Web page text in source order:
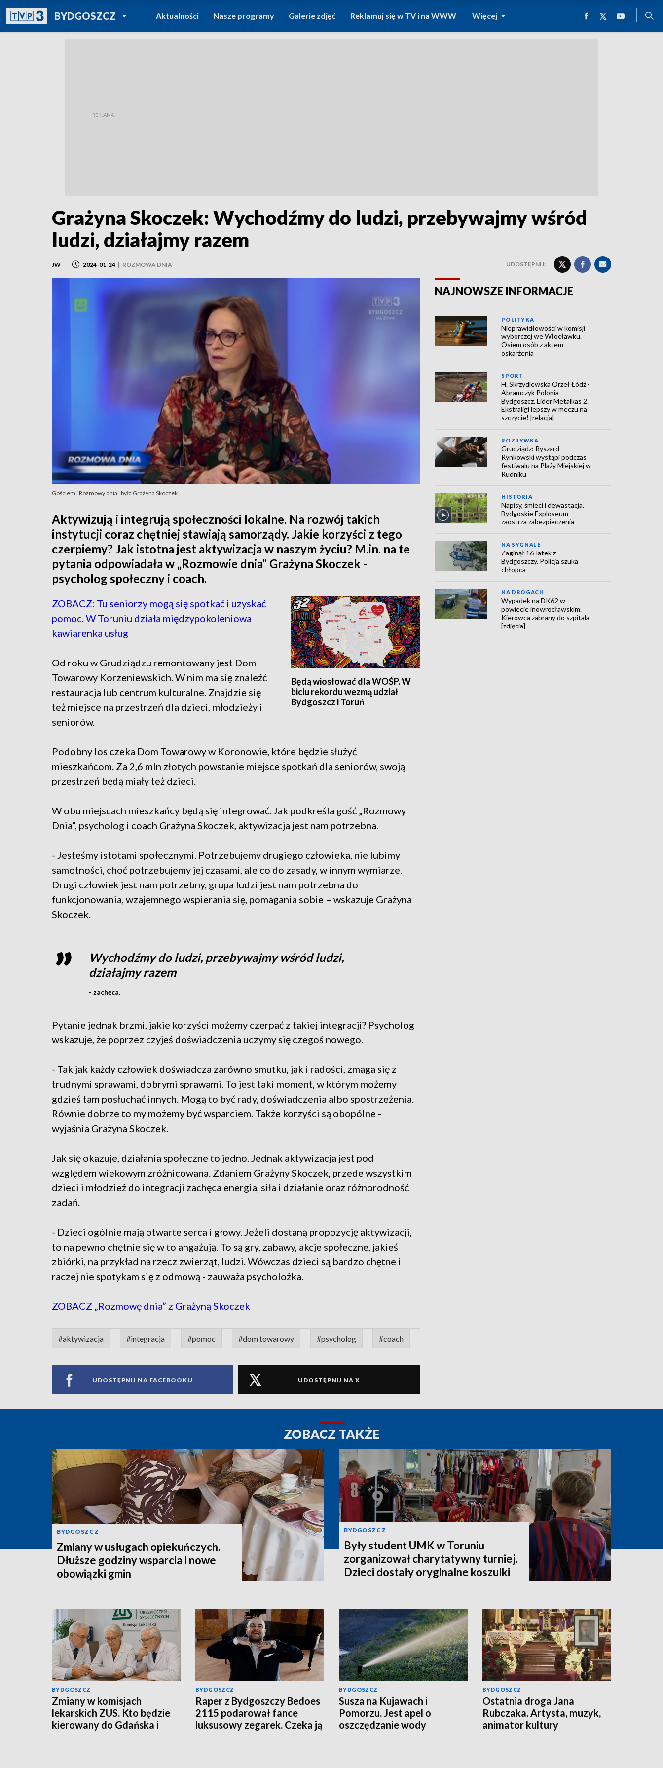
BYDGOSZCZPOWRÓT DO
TVP REGIONY
Aktualności Nasze programy Galerie zdjęć Reklamuj się w TV i na WWW Więcej
Grażyna Skoczek: Wychodźmy do ludzi, przebywajmy wśród
ludzi, działajmy razem
JW 2024-01-24 | ROZMOWA DNIA UDOSTĘPNIJ:
Gościem "Rozmowy dnia" była Grażyna Skoczek.
Aktywizują i integrują społeczności lokalne. Na rozwój takich
instytucji coraz chętniej stawiają samorządy. Jakie korzyści z tego
czerpiemy? Jak istotna jest aktywizacja w naszym życiu? M.in. na te
pytania odpowiadała w „Rozmowie dnia” Grażyna Skoczek -
psycholog społeczny i coach.
Będą wiosłować dla WOŚP. W
biciu rekordu wezmą udział
Bydgoszcz i Toruń
ZOBACZ: Tu seniorzy mogą się spotkać i uzyskać
pomoc. W Toruniu działa międzypokoleniowa
kawiarenka usług
Od roku w Grudziądzu remontowany jest Dom
Towarowy Korzeniewskich. W nim ma się znaleźć
restauracja lub centrum kulturalne. Znajdzie się
też miejsce na przestrzeń dla dzieci, młodzieży i
seniorów.
Podobny los czeka Dom Towarowy w Koronowie, które będzie służyć
mieszkańcom. Za 2,6 mln złotych powstanie miejsce spotkań dla seniorów, swoją
przestrzeń będą miały też dzieci.
W obu miejscach mieszkańcy będą się integrować. Jak podkreśla gość „Rozmowy
Dnia”, psycholog i coach Grażyna Skoczek, aktywizacja jest nam potrzebna.
- Jesteśmy istotami społecznymi. Potrzebujemy drugiego człowieka, nie lubimy
samotności, choć potrzebujemy jej czasami, ale co do zasady, w innym wymiarze.
Drugi człowiek jest nam potrzebny, grupa ludzi jest nam potrzebna do
funkcjonowania, wzajemnego wspierania się, pomagania sobie – wskazuje Grażyna
Skoczek.
Wychodźmy do ludzi, przebywajmy wśród ludzi,
działajmy razem
- zachęca.
Pytanie jednak brzmi, jakie korzyści możemy czerpać z takiej integracji? Psycholog
wskazuje, że poprzez czyjeś doświadczenia uczymy się czegoś nowego.
- Tak jak każdy człowiek doświadcza zarówno smutku, jak i radości, zmaga się z
trudnymi sprawami, dobrymi sprawami. To jest taki moment, w którym możemy
gdzieś tam posłuchać innych. Mogą to być rady, doświadczenia albo spostrzeżenia.
Równie dobrze to my możemy być wsparciem. Także korzyści są obopólne -
wyjaśnia Grażyna Skoczek.
Jak się okazuje, działania społeczne to jedno. Jednak aktywizacja jest pod
względem wiekowym zróżnicowana. Zdaniem Grażyny Skoczek, przede wszystkim
dzieci i młodzież do integracji zachęca energia, siła i działanie oraz różnorodność
zadań.
- Dzieci ogólnie mają otwarte serca i głowy. Jeżeli dostaną propozycję aktywizacji,
to na pewno chętnie się w to angażują. To są gry, zabawy, akcje społeczne, jakieś
zbiórki, na przykład na rzecz zwierząt, ludzi. Wówczas dzieci są bardzo chętne i
raczej nie spotykam się z odmową - zauważa psycholożka.
ZOBACZ „Rozmowę dnia” z Grażyną Skoczek
#aktywizacja #integracja #pomoc #dom towarowy #psycholog #coach
UDOSTĘPNIJ NA FACEBOOKU UDOSTĘPNIJ NA X
NAJNOWSZE INFORMACJE
POLITYKA
Nieprawidłowości w komisji
wyborczej we Włocławku.
Osiem osób z aktem
oskarżenia
SPORT
H. Skrzydlewska Orzeł Łódź -
Abramczyk Polonia
Bydgoszcz. Lider Metalkas 2.
Ekstraligi lepszy w meczu na
szczycie! [relacja]
ROZRYWKA
Grudziądz: Ryszard
Rynkowski wystąpi podczas
festiwalu na Plaży Miejskiej w
Rudniku
HISTORIA
Napisy, śmieci i dewastacja.
Bydgoskie Exploseum
zaostrza zabezpieczenia
NA SYGNALE
Zaginął 16-latek z
Bydgoszczy. Policja szuka
chłopca
NA DROGACH
Wypadek na DK62 w
powiecie inowrocławskim.
Kierowca zabrany do szpitala
[zdjęcia]
ZOBACZ TAKŻE
BYDGOSZCZ
Zmiany w usługach opiekuńczych.
Dłuższe godziny wsparcia i nowe
obowiązki gmin
BYDGOSZCZ
Były student UMK w Toruniu
zorganizował charytatywny turniej.
Dzieci dostały oryginalne koszulki
BYDGOSZCZ
Zmiany w komisjach
lekarskich ZUS. Kto będzie
kierowany do Gdańska i
BYDGOSZCZ
Raper z Bydgoszczy Bedoes
2115 podarował fance
luksusowy zegarek. Czeka ją
BYDGOSZCZ
Susza na Kujawach i
Pomorzu. Jest apel o
oszczędzanie wody
BYDGOSZCZ
Ostatnia droga Jana
Rubczaka. Artysta, muzyk,
animator kultury